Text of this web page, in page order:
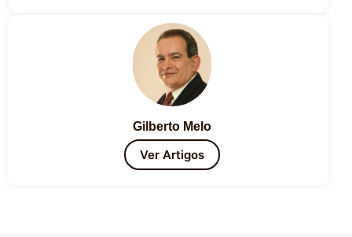
Gilberto Melo
Ver Artigos